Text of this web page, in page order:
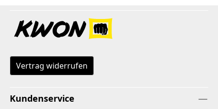
Vertrag widerrufen
Kundenservice